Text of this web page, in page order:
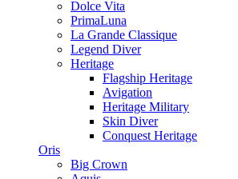
Dolce Vita
PrimaLuna
La Grande Classique
Legend Diver
Heritage
Flagship Heritage
Avigation
Heritage Military
Skin Diver
Conquest Heritage
Oris
Big Crown